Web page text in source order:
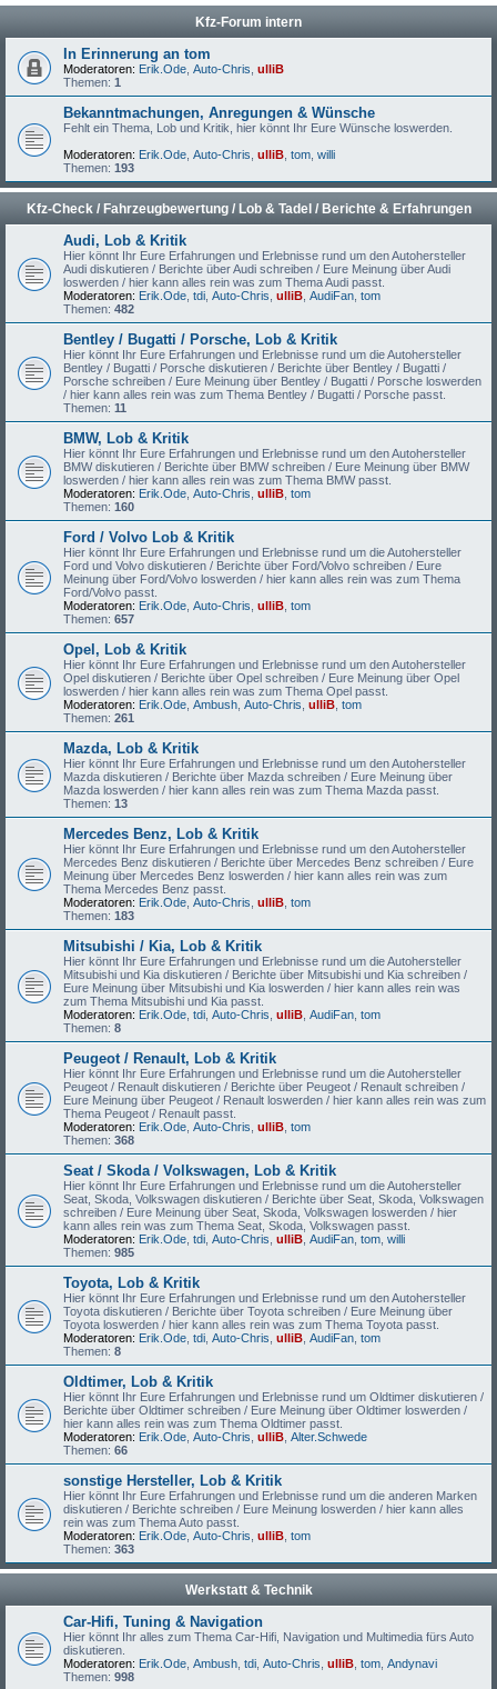
Kfz-Forum intern
In Erinnerung an tom
Moderatoren: Erik.Ode Auto-Chris ulliB
Themen: 1
Bekanntmachungen, Anregungen & Wünsche
Fehlt ein Thema, Lob und Kritik, hier könnt Ihr Eure Wünsche loswerden.
Moderatoren: Erik.Ode Auto-Chris ulliB tom willi
Themen: 193
Kfz-Check / Fahrzeugbewertung / Lob & Tadel / Berichte & Erfahrungen
Audi, Lob & Kritik
Hier könnt Ihr Eure Erfahrungen und Erlebnisse rund um den Autohersteller
Audi diskutieren / Berichte über Audi schreiben / Eure Meinung über Audi
loswerden / hier kann alles rein was zum Thema Audi passt.
Moderatoren: Erik.Ode tdi Auto-Chris ulliB AudiFan tom
Themen: 482
Bentley / Bugatti / Porsche, Lob & Kritik
Hier könnt Ihr Eure Erfahrungen und Erlebnisse rund um die Autohersteller
Bentley / Bugatti / Porsche diskutieren / Berichte über Bentley / Bugatti /
Porsche schreiben / Eure Meinung über Bentley / Bugatti / Porsche loswerden
/ hier kann alles rein was zum Thema Bentley / Bugatti / Porsche passt.
Themen: 11
BMW, Lob & Kritik
Hier könnt Ihr Eure Erfahrungen und Erlebnisse rund um den Autohersteller
BMW diskutieren / Berichte über BMW schreiben / Eure Meinung über BMW
loswerden / hier kann alles rein was zum Thema BMW passt.
Moderatoren: Erik.Ode Auto-Chris ulliB tom
Themen: 160
Ford / Volvo Lob & Kritik
Hier könnt Ihr Eure Erfahrungen und Erlebnisse rund um die Autohersteller
Ford und Volvo diskutieren / Berichte über Ford/Volvo schreiben / Eure
Meinung über Ford/Volvo loswerden / hier kann alles rein was zum Thema
Ford/Volvo passt.
Moderatoren: Erik.Ode Auto-Chris ulliB tom
Themen: 657
Opel, Lob & Kritik
Hier könnt Ihr Eure Erfahrungen und Erlebnisse rund um den Autohersteller
Opel diskutieren / Berichte über Opel schreiben / Eure Meinung über Opel
loswerden / hier kann alles rein was zum Thema Opel passt.
Moderatoren: Erik.Ode Ambush Auto-Chris ulliB tom
Themen: 261
Mazda, Lob & Kritik
Hier könnt Ihr Eure Erfahrungen und Erlebnisse rund um den Autohersteller
Mazda diskutieren / Berichte über Mazda schreiben / Eure Meinung über
Mazda loswerden / hier kann alles rein was zum Thema Mazda passt.
Themen: 13
Mercedes Benz, Lob & Kritik
Hier könnt Ihr Eure Erfahrungen und Erlebnisse rund um den Autohersteller
Mercedes Benz diskutieren / Berichte über Mercedes Benz schreiben / Eure
Meinung über Mercedes Benz loswerden / hier kann alles rein was zum
Thema Mercedes Benz passt.
Moderatoren: Erik.Ode Auto-Chris ulliB tom
Themen: 183
Mitsubishi / Kia, Lob & Kritik
Hier könnt Ihr Eure Erfahrungen und Erlebnisse rund um die Autohersteller
Mitsubishi und Kia diskutieren / Berichte über Mitsubishi und Kia schreiben /
Eure Meinung über Mitsubishi und Kia loswerden / hier kann alles rein was
zum Thema Mitsubishi und Kia passt.
Moderatoren: Erik.Ode tdi Auto-Chris ulliB AudiFan tom
Themen: 8
Peugeot / Renault, Lob & Kritik
Hier könnt Ihr Eure Erfahrungen und Erlebnisse rund um die Autohersteller
Peugeot / Renault diskutieren / Berichte über Peugeot / Renault schreiben /
Eure Meinung über Peugeot / Renault loswerden / hier kann alles rein was zum
Thema Peugeot / Renault passt.
Moderatoren: Erik.Ode Auto-Chris ulliB tom
Themen: 368
Seat / Skoda / Volkswagen, Lob & Kritik
Hier könnt Ihr Eure Erfahrungen und Erlebnisse rund um die Autohersteller
Seat, Skoda, Volkswagen diskutieren / Berichte über Seat, Skoda, Volkswagen
schreiben / Eure Meinung über Seat, Skoda, Volkswagen loswerden / hier
kann alles rein was zum Thema Seat, Skoda, Volkswagen passt.
Moderatoren: Erik.Ode tdi Auto-Chris ulliB AudiFan tom willi
Themen: 985
Toyota, Lob & Kritik
Hier könnt Ihr Eure Erfahrungen und Erlebnisse rund um den Autohersteller
Toyota diskutieren / Berichte über Toyota schreiben / Eure Meinung über
Toyota loswerden / hier kann alles rein was zum Thema Toyota passt.
Moderatoren: Erik.Ode tdi Auto-Chris ulliB AudiFan tom
Themen: 8
Oldtimer, Lob & Kritik
Hier könnt Ihr Eure Erfahrungen und Erlebnisse rund um Oldtimer diskutieren /
Berichte über Oldtimer schreiben / Eure Meinung über Oldtimer loswerden /
hier kann alles rein was zum Thema Oldtimer passt.
Moderatoren: Erik.Ode Auto-Chris ulliB Alter.Schwede
Themen: 66
sonstige Hersteller, Lob & Kritik
Hier könnt Ihr Eure Erfahrungen und Erlebnisse rund um die anderen Marken
diskutieren / Berichte schreiben / Eure Meinung loswerden / hier kann alles
rein was zum Thema Auto passt.
Moderatoren: Erik.Ode Auto-Chris ulliB tom
Themen: 363
Werkstatt & Technik
Car-Hifi, Tuning & Navigation
Hier könnt Ihr alles zum Thema Car-Hifi, Navigation und Multimedia fürs Auto
diskutieren.
Moderatoren: Erik.Ode Ambush tdi Auto-Chris ulliB tom Andynavi
Themen: 998